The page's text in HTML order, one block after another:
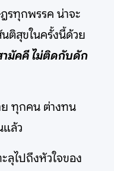
กพรรค น่าจะ
ติสุขในครั้งนี้ด้วย
ามัคคี ไม่ติดกับดัก
กคน ต่างทน
ล้ว
ปถึงหัวใจของ